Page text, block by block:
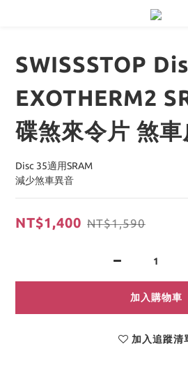
SWISSSTOP
EXOTHERM2
碟煞來令片 煞車
Disc 35適用SRAM
減少煞車異音
NT$1,400 NT$1,590
加入購物車
加入追蹤清